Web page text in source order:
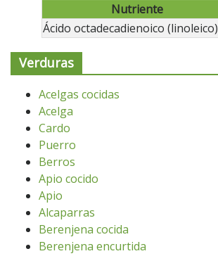
Nutriente
Ácido octadecadienoico (linoleico)
Verduras
Acelgas cocidas
Acelga
Cardo
Puerro
Berros
Apio cocido
Apio
Alcaparras
Berenjena cocida
Berenjena encurtida